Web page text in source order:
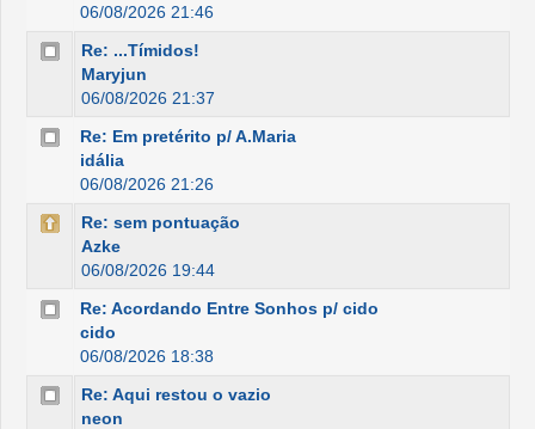
06/08/2026 21:46
Re: ...Tímidos!
Maryjun
06/08/2026 21:37
Re: Em pretérito p/ A.Maria
idália
06/08/2026 21:26
Re: sem pontuação
Azke
06/08/2026 19:44
Re: Acordando Entre Sonhos p/ cido
cido
06/08/2026 18:38
Re: Aqui restou o vazio
neon